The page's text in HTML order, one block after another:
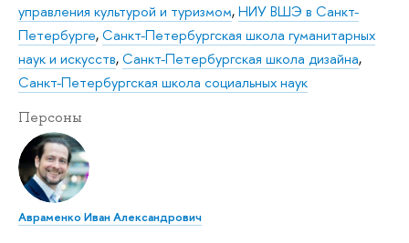
управления культурой и туризмом,НИУ ВШЭ в Санкт-
Петербурге,Санкт-Петербургская школа гуманитарных
наук и искусств,Санкт-Петербургская школа дизайна,
Санкт-Петербургская школа социальных наук
Персоны
Авраменко Иван Александрович